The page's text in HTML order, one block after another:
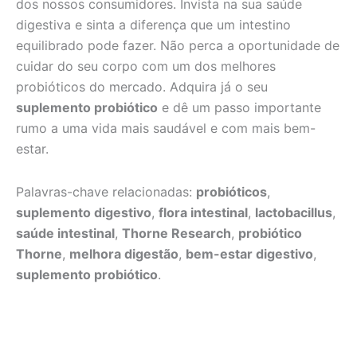
dos nossos consumidores. Invista na sua saúde
digestiva e sinta a diferença que um intestino
equilibrado pode fazer. Não perca a oportunidade de
cuidar do seu corpo com um dos melhores
probióticos do mercado. Adquira já o seu
suplemento probiótico e dê um passo importante
rumo a uma vida mais saudável e com mais bem-
estar.
Palavras-chave relacionadas: probióticos,
suplemento digestivo, flora intestinal, lactobacillus,
saúde intestinal, Thorne Research, probiótico
Thorne, melhora digestão, bem-estar digestivo,
suplemento probiótico.